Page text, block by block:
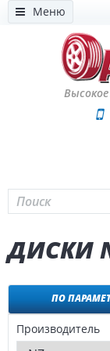
Меню
ДИСКИ
ПО
Производитель